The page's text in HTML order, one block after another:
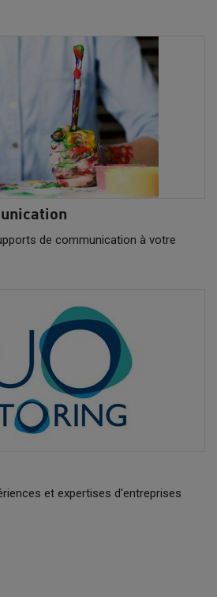
de communication à votre
et expertises d'entreprises